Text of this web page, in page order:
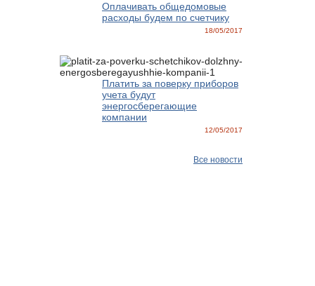
Оплачивать общедомовые
расходы будем по счетчику
18/05/2017
Платить за поверку приборов
учета будут
энергосберегающие
компании
12/05/2017
Все новости